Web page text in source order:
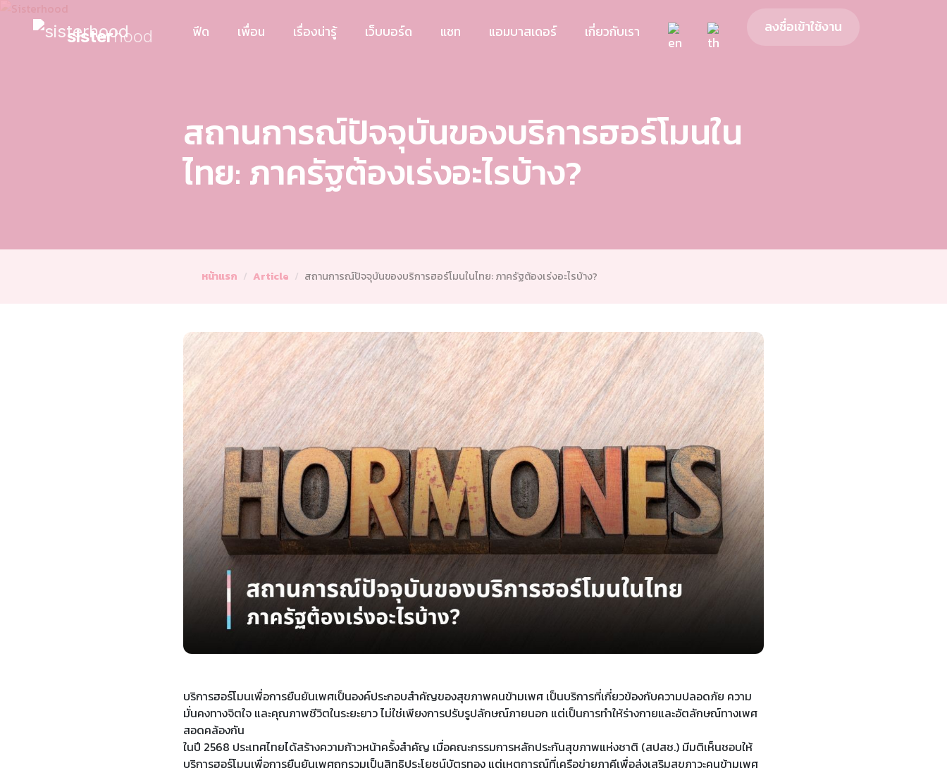
sisterhood ฟีด เพื่อน เรื่องน่ารู้ เว็บบอร์ด แชท แอมบาสเดอร์ เกี่ยวกับเรา ลงชื่อเข้าใช้งาน
สถานการณ์ปัจจุบันของบริการฮอร์โมนใน
ไทย: ภาครัฐต้องเร่งอะไรบ้าง?
หน้าแรก Article สถานการณ์ปัจจุบันของบริการฮอร์โมนในไทย: ภาครัฐต้องเร่งอะไรบ้าง?
บริการฮอร์โมนเพื่อการยืนยันเพศเป็นองค์ประกอบสำคัญของสุขภาพคนข้ามเพศ เป็นบริการที่เกี่ยวข้องกับความปลอดภัย ความ
มั่นคงทางจิตใจ และคุณภาพชีวิตในระยะยาว ไม่ใช่เพียงการปรับรูปลักษณ์ภายนอก แต่เป็นการทำให้ร่างกายและอัตลักษณ์ทางเพศ
สอดคล้องกัน
ในปี 2568 ประเทศไทยได้สร้างความก้าวหน้าครั้งสำคัญ เมื่อคณะกรรมการหลักประกันสุขภาพแห่งชาติ (สปสช.) มีมติเห็นชอบให้
บริการฮอร์โมนเพื่อการยืนยันเพศถูกรวมเป็นสิทธิประโยชน์บัตรทอง แต่เหตุการณ์ที่เครือข่ายภาคีเพื่อส่งเสริมสุขภาวะคนข้ามเพศ